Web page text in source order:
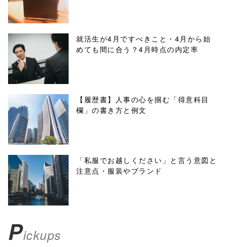
line10
/1031832"
onclick="windo
w.open(this.hre
f, 'Gwindow',
'width=550,
height=450,
menubar=no,
toolbar=no,
scrollbars=yes'
false;"> シェア
就活生が4月ですべきこと・4月から始
めても間に合う？4月時点の内定率
【履歴書】人事の心を掴む「得意科目
欄」の書き方と例文
「私服でお越しください」と言う意図と
注意点・服装やブランド
Pickups